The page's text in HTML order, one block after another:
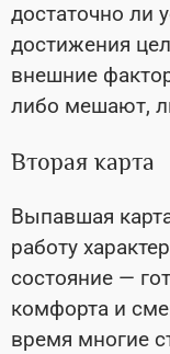
достаточно ли
достижения
внешние
либо мешают,
Вторая карта
Выпавшая
работу
состояние —
комфорта и
время многие